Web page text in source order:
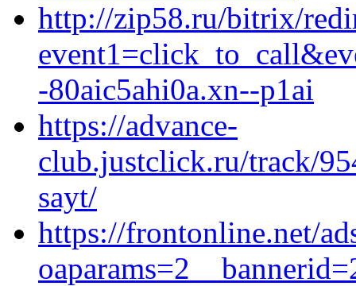
http://zip58.ru/bitrix/
-80aic5ahi0a.xn--p1ai
https://advance-
club.justclick.ru/track/
sayt/
https://frontonline.net/